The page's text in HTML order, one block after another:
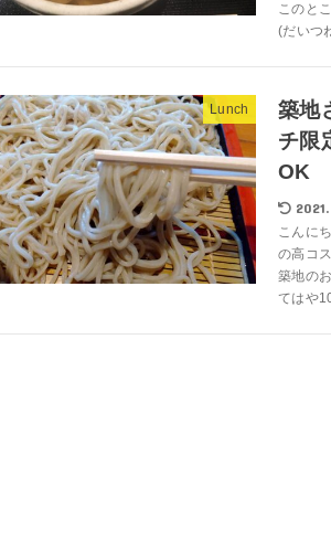
このと
(だいつ
Lunch
築地
チ限
OK
こんに
の高コ
築地の
てはや